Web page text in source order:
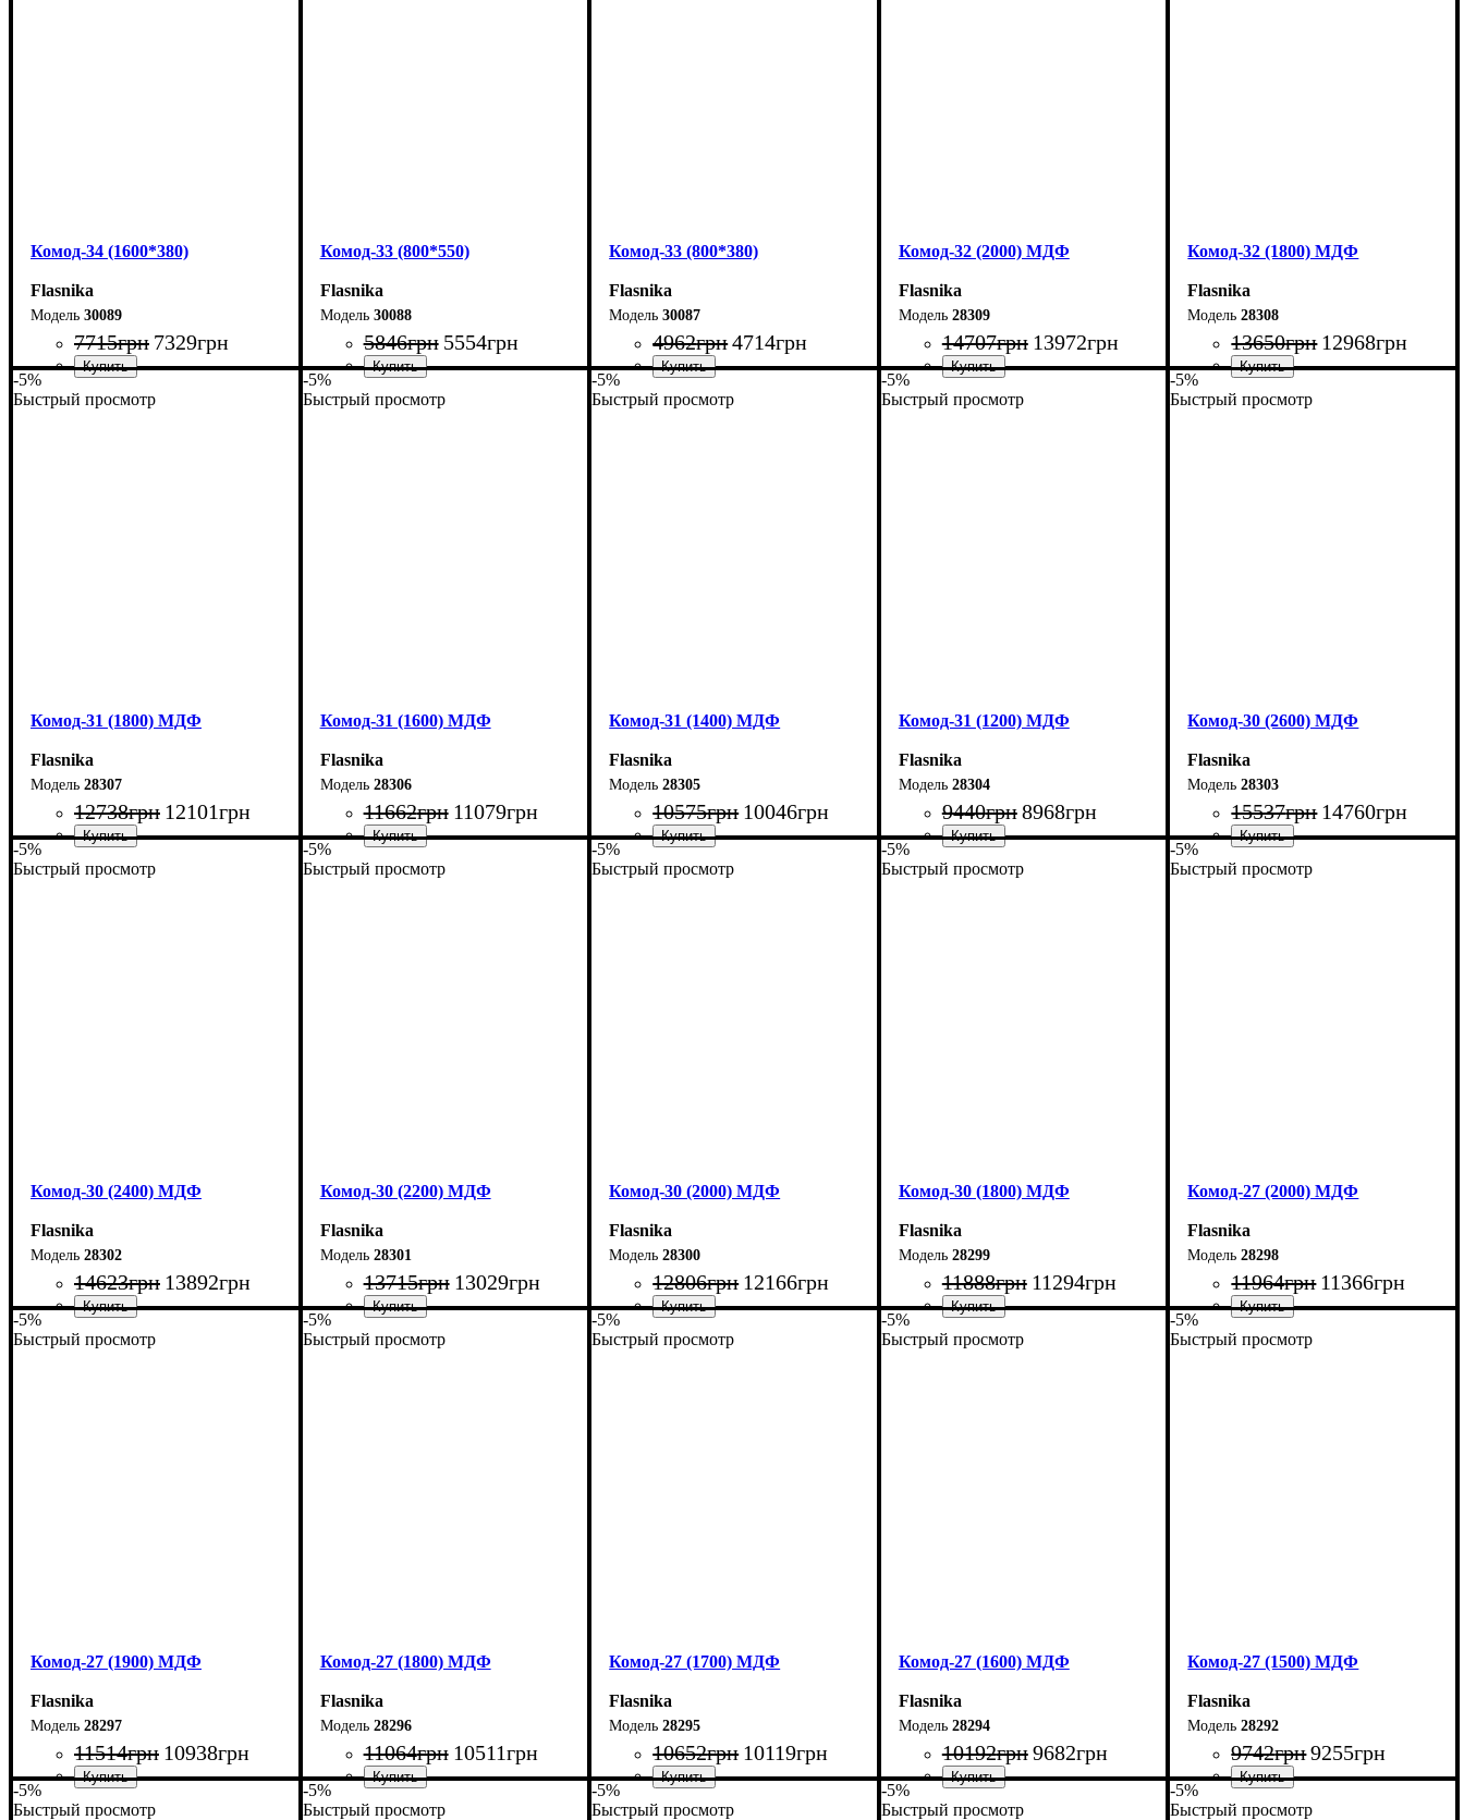
Комод-34 (1600*380)
Flasnika
30089
7715грн 7329грн
Комод-33 (800*550)
Flasnika
30088
5846грн 5554грн
Комод-33 (800*380)
Flasnika
30087
4962грн4714грн
Комод-32 (2000) МДФ
Flasnika
28309
14707грн 13972грн
Комод-32 (1800) МДФ
Flasnika
28308
13650грн 12968грн
-5%
Быстрый просмотр
Комод-31 (1800) МДФ
Flasnika
28307
12738грн 12101грн
-5%
Быстрый просмотр
Комод-31 (1600) МДФ
Flasnika
28306
11662грн 11079грн
-5%
Быстрый просмотр
Комод-31 (1400) МДФ
Flasnika
28305
10575грн 10046грн
-5%
Быстрый просмотр
Комод-31 (1200) МДФ
Flasnika
28304
9440грн8968грн
-5%
Быстрый просмотр
Комод-30 (2600) МДФ
Flasnika
28303
15537грн 14760грн
-5%
Быстрый просмотр
Комод-30 (2400) МДФ
Flasnika
28302
14623грн 13892грн
-5%
Быстрый просмотр
Комод-30 (2200) МДФ
Flasnika
28301
13715грн 13029грн
-5%
Быстрый просмотр
Комод-30 (2000) МДФ
Flasnika
28300
12806грн 12166грн
-5%
Быстрый просмотр
Комод-30 (1800) МДФ
Flasnika
28299
11888грн 11294грн
-5%
Быстрый просмотр
Комод-27 (2000) МДФ
Flasnika
28298
11964грн 11366грн
-5%
Быстрый просмотр
Комод-27 (1900) МДФ
Flasnika
28297
11514грн 10938грн
-5%
Быстрый просмотр
Комод-27 (1800) МДФ
Flasnika
28296
11064грн 10511грн
-5%
Быстрый просмотр
Комод-27 (1700) МДФ
Flasnika
28295
10652грн 10119грн
-5%
Быстрый просмотр
Комод-27 (1600) МДФ
Flasnika
28294
10192грн9682грн
-5%
Быстрый просмотр
Комод-27 (1500) МДФ
Flasnika
28292
9742грн9255грн
-5%
Быстрый просмотр
-5%
Быстрый просмотр
-5%
Быстрый просмотр
-5%
Быстрый просмотр
-5%
Быстрый просмотр